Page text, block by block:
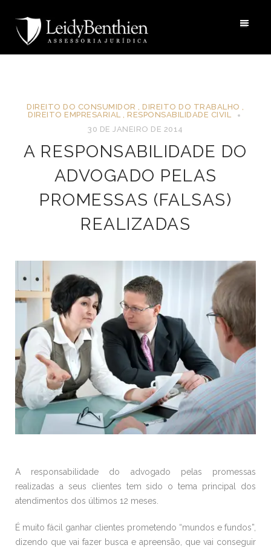
DIREITO DO CONSUMIDOR ,DIREITO DO TRABALHO ,
DIREITO EMPRESARIAL ,RESPONSABILIDADE CIVIL
30 DE JANEIRO DE 2014
A RESPONSABILIDADE DO
ADVOGADO PELAS
PROMESSAS (FALSAS)
REALIZADAS
A responsabilidade do advogado pelas promessas
realizadas a seus clientes tem sido o tema principal dos
atendimentos dos últimos 12 meses.
É muito fácil ganhar clientes prometendo “mundos e fundos”,
dizendo que vai fazer busca e apreensão, que vai conseguir